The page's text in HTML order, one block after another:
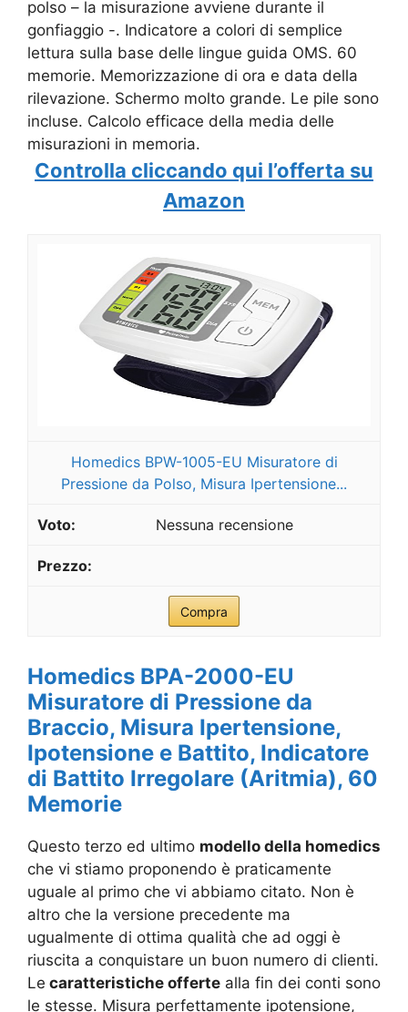
polso – la misurazione avviene durante il
gonfiaggio -. Indicatore a colori di semplice
lettura sulla base delle lingue guida OMS. 60
memorie. Memorizzazione di ora e data della
rilevazione. Schermo molto grande. Le pile sono
incluse. Calcolo efficace della media delle
misurazioni in memoria.
Controlla cliccando qui l’offerta su
Amazon
Homedics BPW-1005-EU Misuratore di
Pressione da Polso, Misura Ipertensione...
Nessuna recensione
Compra
Homedics BPA-2000-EU
Misuratore di Pressione da
Braccio, Misura Ipertensione,
Ipotensione e Battito, Indicatore
di Battito Irregolare (Aritmia), 60
Memorie
Questo terzo ed ultimo modello della homedics
che vi stiamo proponendo è praticamente
uguale al primo che vi abbiamo citato. Non è
altro che la versione precedente ma
ugualmente di ottima qualità che ad oggi è
riuscita a conquistare un buon numero di clienti.
Le caratteristiche offerte alla fin dei conti sono
le stesse. Misura perfettamente ipotensione,